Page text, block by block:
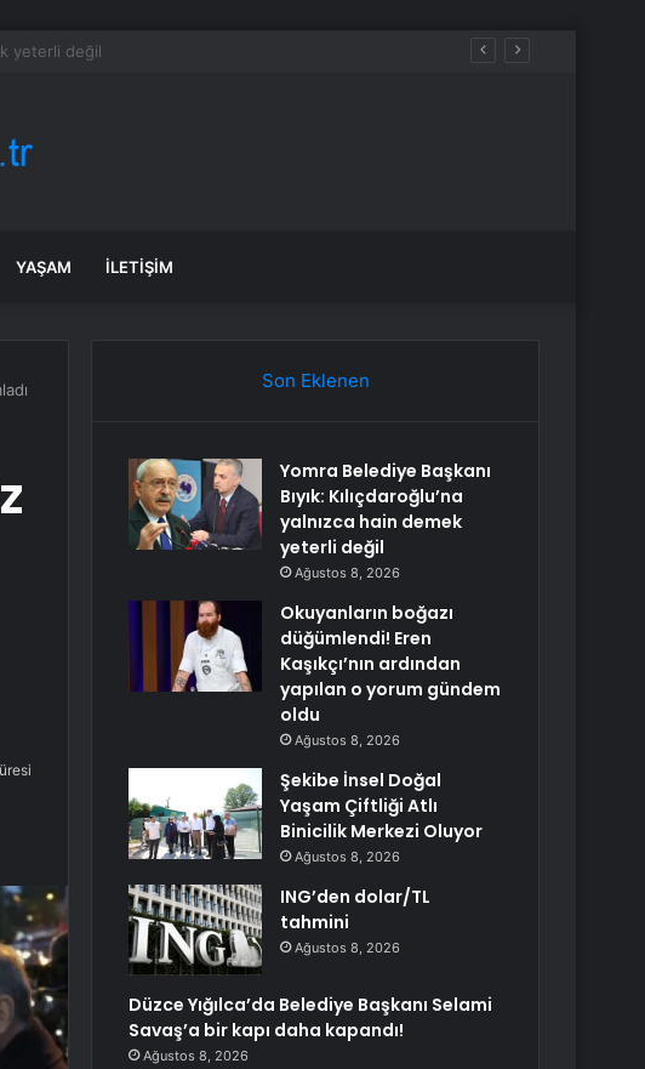
o yorum gündem oldu
YAŞAM İLETIŞIM
Son Eklenen
Yomra Belediye Başkanı
Bıyık: Kılıçdaroğlu’na
yalnızca hain demek
yeterli değil
Ağustos 8, 2026
Okuyanların boğazı
düğümlendi! Eren
Kaşıkçı’nın ardından
yapılan o yorum gündem
oldu
Ağustos 8, 2026
Şekibe İnsel Doğal
Yaşam Çiftliği Atlı
Binicilik Merkezi Oluyor
Ağustos 8, 2026
ING’den dolar/TL
tahmini
Ağustos 8, 2026
Düzce Yığılca’da Belediye Başkanı Selami
Savaş’a bir kapı daha kapandı!
Ağustos 8, 2026